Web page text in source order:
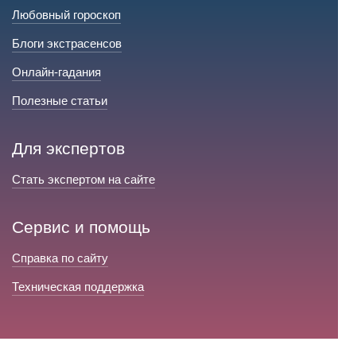
Любовный гороскоп
Блоги экстрасенсов
Онлайн-гадания
Полезные статьи
Для экспертов
Стать экспертом на сайте
Сервис и помощь
Справка по сайту
Техническая поддержка